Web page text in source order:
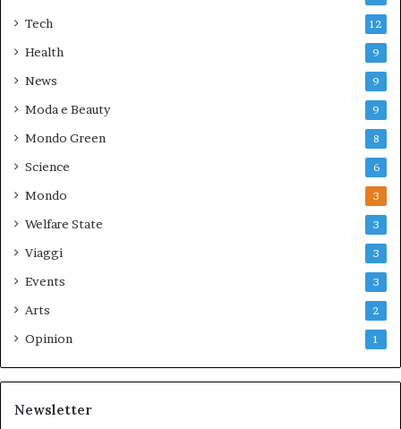
Tech 12
Health 9
News 9
Moda e Beauty 9
Mondo Green 8
Science 6
Mondo 3
Welfare State 3
Viaggi 3
Events 3
Arts 2
Opinion 1
Newsletter